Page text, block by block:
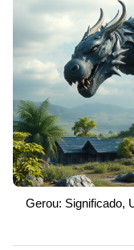
Gerou: Significado,